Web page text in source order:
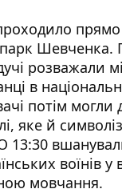
прямо
Шевченка.
розважали
в
потім могли
яке й
13:30
воїнів у
мовчання.